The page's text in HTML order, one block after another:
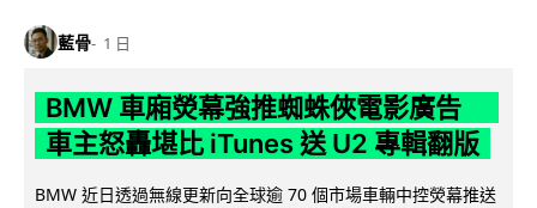
藍骨 1 日
BMW 車廂熒幕強推蜘蛛俠電影廣告
車主怒轟堪比 iTunes 送 U2 專輯翻版
BMW 近日透過無線更新向全球逾 70 個市場車輛中控熒幕推送